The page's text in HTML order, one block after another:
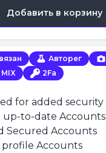
Авторег
MIX 2Fa
for added security
up-to-date Accounts
Secured Accounts
profile Accounts
Добавить в корзину